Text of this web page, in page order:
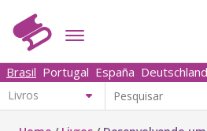
Brasil Portugal España Deutschland